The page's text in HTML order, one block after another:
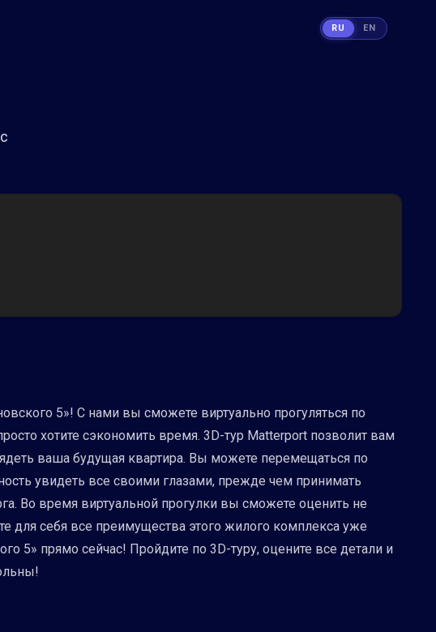
5»! С нами вы сможете виртуально прогуляться по
хотите сэкономить время. 3D-тур Matterport позволит вам
ваша будущая квартира. Вы можете перемещаться по
увидеть все своими глазами, прежде чем принимать
Во время виртуальной прогулки вы сможете оценить не
для себя все преимущества этого жилого комплекса уже
5» прямо сейчас! Пройдите по 3D-туру, оцените все детали и
RU EN